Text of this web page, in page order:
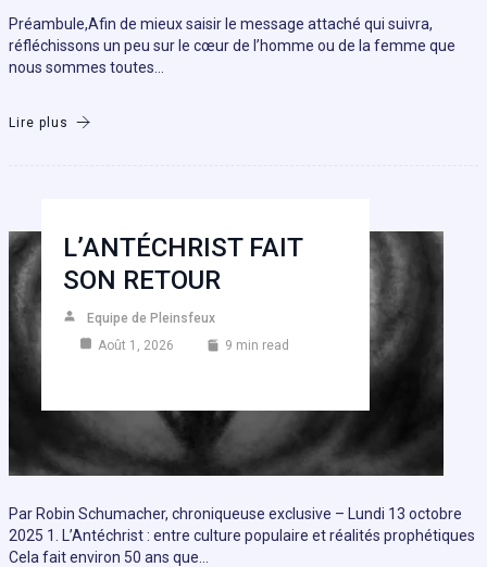
Préambule,Afin de mieux saisir le message attaché qui suivra,
réfléchissons un peu sur le cœur de l’homme ou de la femme que
nous sommes toutes…
Lire plus
L’ANTÉCHRIST FAIT
SON RETOUR
Equipe de Pleinsfeux
Août 1, 2026
9 min read
Par Robin Schumacher, chroniqueuse exclusive – Lundi 13 octobre
2025 1. L’Antéchrist : entre culture populaire et réalités prophétiques
Cela fait environ 50 ans que…